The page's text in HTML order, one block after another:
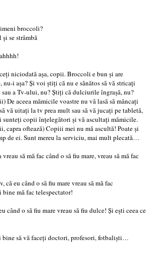
broccoli?
se strâmbă
niciodată așa, copii. Broccoli e bun și are
i așa? Și voi știți că nu e sănătos să vă stricați
a Tv-ului, nu? Știți că dulciurile îngrașă, nu?
De aceea mămicile voastre nu vă lasă să mâncați
vă uitați la tv prea mult sau să vă jucați pe tabletă,
sunteți copii înțelegători și vă ascultați mămicile.
capra oftează) Copiii mei nu mă ascultă! Poate și
de ei. Sunt mereu la serviciu, mai mult plecată…
să mă fac când o să fiu mare, vreau să mă fac
că eu când o să fiu mare vreau să mă fac
bine mă fac telespectator!
când o să fiu mare vreau să fiu dulce! Și ești ceea ce
bine să vă faceți doctori, profesori, fotbaliști…